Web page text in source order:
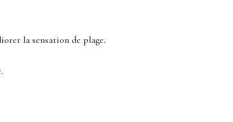
la sensation de plage.